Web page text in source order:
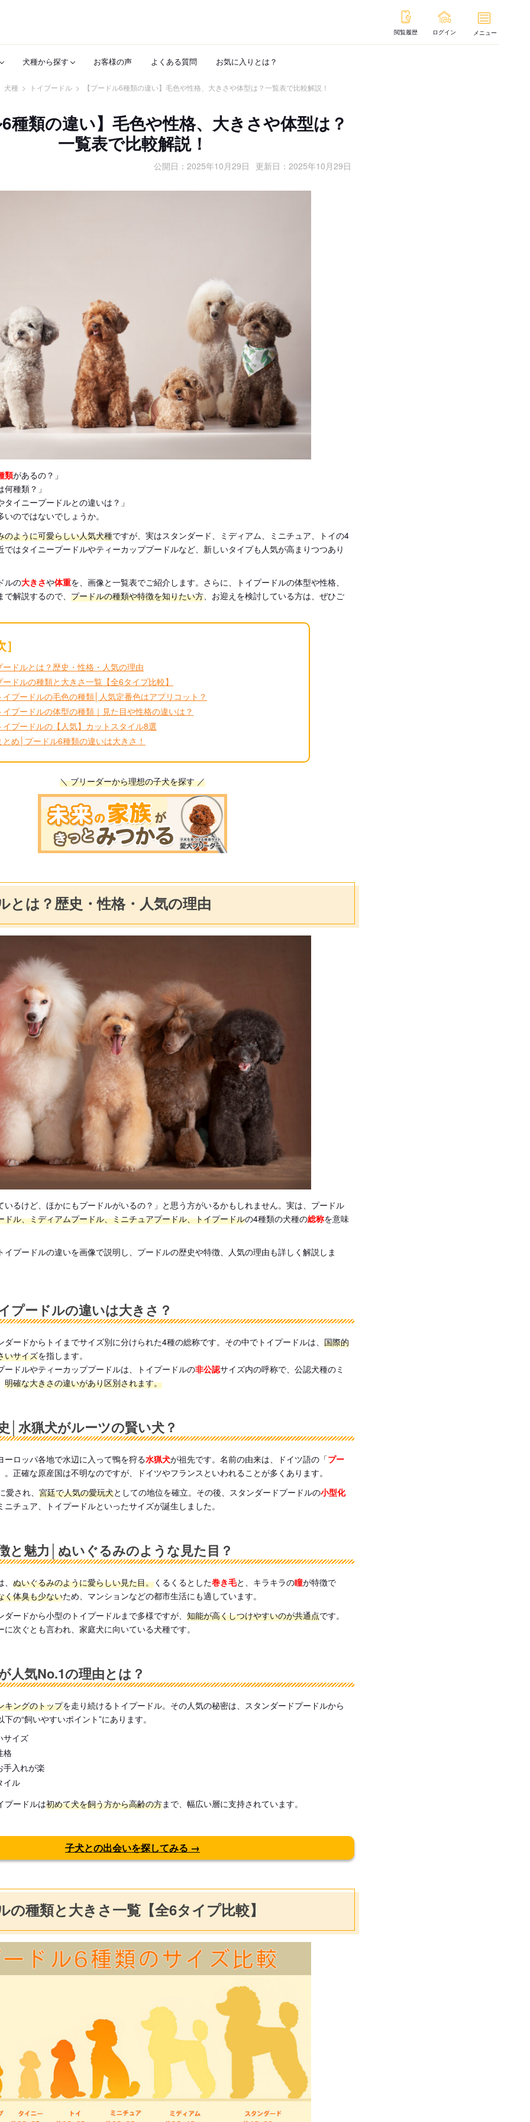
閲覧履歴 ログイン メニュー
犬種から探す お客様の声 よくある質問 お気に入りとは？
犬種 > トイプードル > 【プードル6種類の違い】毛色や性格、大きさや体型は？一覧表で比較解説！
種類の違い】毛色や性格、大きさや体型は？
一覧表で比較解説！
公開日： 2025年10月29日 更新日： 2025年10月29日
類があるの？」
種類？」
イニープードルとの違いは？」
のではないでしょうか。
のように可愛らしい人気犬種ですが、実はスタンダード、ミディアム、ミニチュア、トイの4
ではタイニープードルやティーカッププードルなど、新しいタイプも人気が高まりつつあり
ルの大きさや体重を、画像と一覧表でご紹介します。さらに、トイプードルの体型や性格、
解説するので、 プードルの種類や特徴を知りたい方 、お迎えを検討している方は、ぜひご
ードルとは？歴史・性格・人気の理由
ードルの種類と大きさ一覧【全6タイプ比較】
イプードルの毛色の種類│人気定番色はアプリコット？
イプードルの体型の種類｜見た目や性格の違いは？
イプードルの【人気】カットスタイル8選
とめ│プードル6種類の違いは大きさ！
＼ ブリーダーから理想の子犬を探す ／
とは？歴史・性格・人気の理由
いるけど、ほかにもプードルがいるの？」と思う方がいるかもしれません。実は、プードル
ドル、ミディアムプードル、ミニチュアプードル、トイプードルの4種類の犬種の総称を意味
イプードルの違いを画像で説明し、プードルの歴史や特徴、人気の理由も詳しく解説しま
プードルの違いは大きさ？
ードからトイまでサイズ別に分けられた4種の総称です。その中でトイプードルは、 国際的
いサイズを指します。
ードルやティーカッププードルは、トイプードルの非公認サイズ内の呼称で、公認犬種のミ
明確な大きさの違いがあり区別されます。
│水猟犬がルーツの賢い犬？
ーロッパ各地で水辺に入って鴨を狩る水猟犬が祖先です。名前の由来は、ドイツ語の「プー
。正確な原産国は不明なのですが、ドイツやフランスといわれることが多くあります。
され、 宮廷で人気の愛玩犬としての地位を確立。その後、スタンダードプードルの小型化
チュア、トイプードルといったサイズが誕生しました。
と魅力│ぬいぐるみのような見た目？
ぬいぐるみのように愛らしい見た目。くるくるとした巻き毛と、キラキラの瞳が特徴で
く体臭も少ないため、マンションなどの都市生活にも適しています。
ードから小型のトイプードルまで多様ですが、 知能が高くしつけやすいのが共通点です。
次ぐとも言われ、家庭犬に向いている犬種です。
人気No.1の理由とは？
キングのトップを走り続けるトイプードル。その人気の秘密は、スタンダードプードルから
の“飼いやすいポイント”にあります。
サイズ
格
手入れが楽
イル
プードルは初めて犬を飼う方から高齢の方まで、幅広い層に支持されています。
子犬との出会いを探してみる →
の種類と大きさ一覧【全6タイプ比較】